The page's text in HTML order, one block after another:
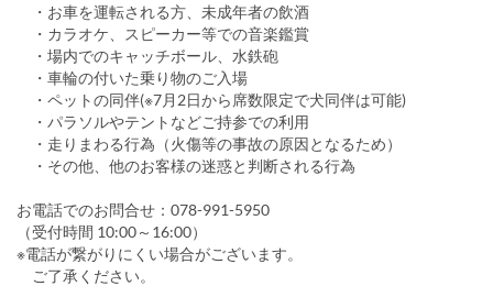
・お車を運転される方、未成年者の飲酒
・カラオケ、スピーカー等での音楽鑑賞
・場内でのキャッチボール、水鉄砲
・車輪の付いた乗り物のご入場
・ペットの同伴(※7月2日から席数限定で犬同伴は可能)
・パラソルやテントなどご持参での利用
・走りまわる行為（火傷等の事故の原因となるため）
・その他、他のお客様の迷惑と判断される行為
お電話でのお問合せ：078-991-5950
（受付時間 10:00～16:00）
※電話が繋がりにくい場合がございます。
ご了承ください。